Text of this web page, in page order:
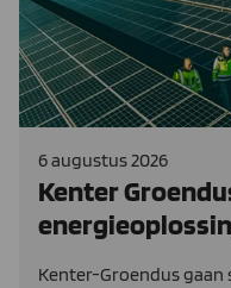
6 augustus 2026
Kenter
Kenter-Groendus gaan